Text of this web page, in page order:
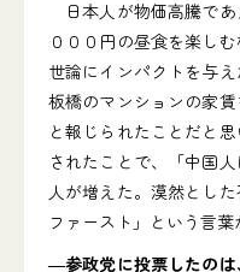
日本人が物価高騰であ
０００円の昼食を楽し
世論にインパクトを与
板橋のマンションの家賃
と報じられたことだと
されたことで、「中国
人が増えた。漠然とし
ファースト」という言葉
―参政党に投票したのは